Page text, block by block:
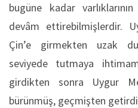
bugüne kadar
devâm ettirebilmişlerdir.
Çin’e girmekten uzak
seviyede tutmaya
girdikten sonra Uygur
bürünmüş, geçmişten